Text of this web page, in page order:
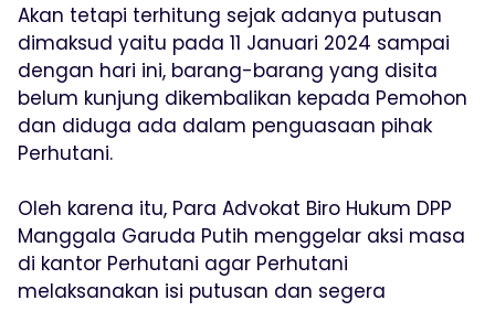
Akan tetapi terhitung sejak adanya putusan
dimaksud yaitu pada 11 Januari 2024 sampai
dengan hari ini, barang-barang yang disita
belum kunjung dikembalikan kepada Pemohon
dan diduga ada dalam penguasaan pihak
Perhutani.
Oleh karena itu, Para Advokat Biro Hukum DPP
Manggala Garuda Putih menggelar aksi masa
di kantor Perhutani agar Perhutani
melaksanakan isi putusan dan segera